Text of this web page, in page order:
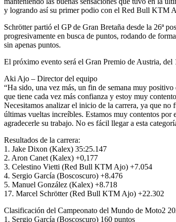
y logrando así su primer podio con el Red Bull KTM
Schrötter partió el GP de Gran Bretaña desde la 26ª
progresivamente en busca de puntos, rodando de
sin apenas puntos.
El próximo evento será el Gran Premio de Austria,
Aki Ajo – Director del equipo
“Ha sido, una vez más, un fin de semana muy
que tiene cada vez más confianza y estoy muy
Necesitamos analizar el inicio de la carrera, ya que
últimas vueltas increíbles. Estamos muy contentos
agradecerle su trabajo. No es fácil llegar a esta
Resultados de la carrera:
1. Jake Dixon (Kalex) 35:25.147
2. Aron Canet (Kalex) +0,177
3. Celestino Vietti (Red Bull KTM Ajo) +7.054
4. Sergio García (Boscoscuro) +8.476
5. Manuel González (Kalex) +8.718
17. Marcel Schrötter (Red Bull KTM Ajo) +22.302
Clasificación del Campeonato del Mundo de Moto2
1. Sergio García (Boscoscuro) 160 puntos